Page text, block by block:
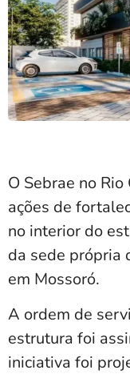
O Sebrae no
ações de
no interior do
da sede própria
em Mossoró.
A ordem de
estrutura foi
iniciativa foi